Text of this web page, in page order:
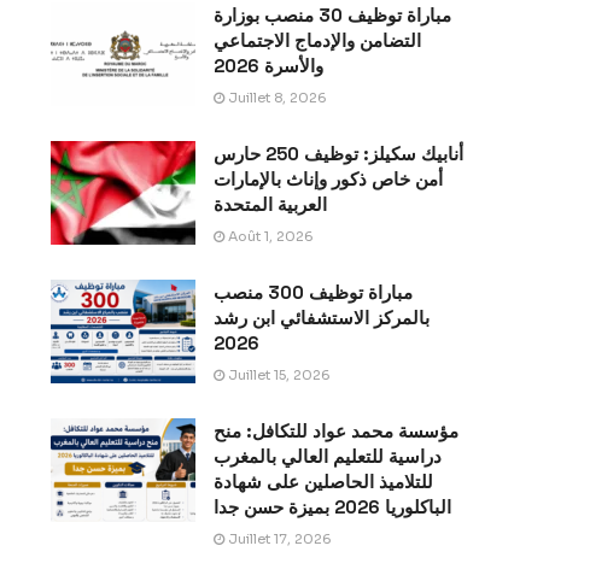
مباراة توظيف 30 منصب بوزارة
التضامن والإدماج الاجتماعي
والأسرة 2026
Juillet 8, 2026
أنابيك سكيلز: توظيف 250 حارس
أمن خاص ذكور وإناث بالإمارات
العربية المتحدة
Août 1, 2026
مباراة توظيف 300 منصب
بالمركز الاستشفائي ابن رشد
2026
Juillet 15, 2026
مؤسسة محمد عواد للتكافل: منح
دراسية للتعليم العالي بالمغرب
للتلاميذ الحاصلين على شهادة
الباكلوريا 2026 بميزة حسن جدا
Juillet 17, 2026